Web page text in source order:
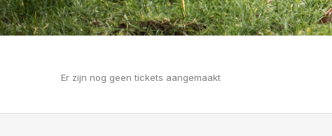
Er zijn nog geen tickets aangemaakt